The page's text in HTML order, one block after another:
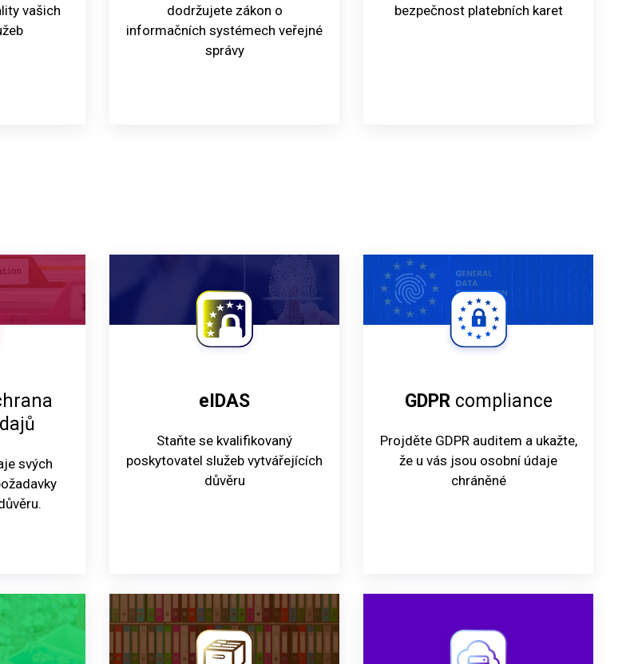
vašich
dodržujete zákon o
informačních systémech veřejné
správy
bezpečnost platebních karet
svých
eIDAS
Staňte se kvalifikovaný
poskytovatel služeb vytvářejících
důvěru
GDPRcompliance
Projděte GDPR auditem a ukažte,
že u vás jsou osobní údaje
chráněné